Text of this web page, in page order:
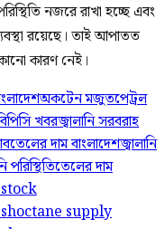
নজরে রাখা হচ্ছে এবং
রয়েছে। তাই আপাতত
কারণ নেই।
অকটেন মজুতপেট্রল
খবরজ্বালানি সরবরাহ
তেলের দাম বাংলাদেশজ্বালানি
পরিস্থিতিতেলের দাম
octane supply